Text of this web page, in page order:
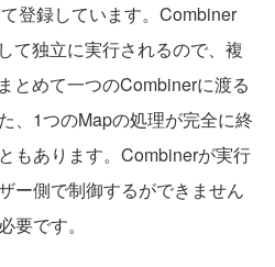
登録しています。Combiner
て独立に実行されるので、複
とめて一つのCombinerに渡る
、1つのMapの処理が完全に終
もあります。Combinerが実行
ー側で制御するができません
要です。